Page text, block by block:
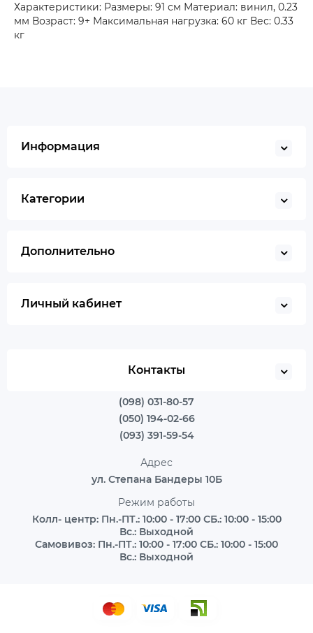
Характеристики: Размеры: 91 см Материал: винил, 0.23
мм Возраст: 9+ Максимальная нагрузка: 60 кг Вес: 0.33
кг
Информация
Категории
Дополнительно
Личный кабинет
Контакты
(098) 031-80-57
(050) 194-02-66
(093) 391-59-54
Адрес
ул. Степана Бандеры 10Б
Режим работы
Колл- центр: Пн.-ПТ.: 10:00 - 17:00 СБ.: 10:00 - 15:00
Вс.: Выходной
Самовивоз: Пн.-ПТ.: 10:00 - 17:00 СБ.: 10:00 - 15:00
Вс.: Выходной